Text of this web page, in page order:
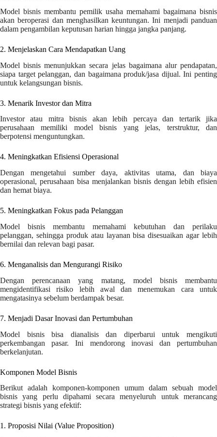
Model bisnis membantu pemilik usaha memahami bagaimana bisnis
akan beroperasi dan menghasilkan keuntungan. Ini menjadi panduan
dalam pengambilan keputusan harian hingga jangka panjang.
2. Menjelaskan Cara Mendapatkan Uang
Model bisnis menunjukkan secara jelas bagaimana alur pendapatan,
siapa target pelanggan, dan bagaimana produk/jasa dijual. Ini penting
untuk kelangsungan bisnis.
3. Menarik Investor dan Mitra
Investor atau mitra bisnis akan lebih percaya dan tertarik jika
perusahaan memiliki model bisnis yang jelas, terstruktur, dan
berpotensi menguntungkan.
4. Meningkatkan Efisiensi Operasional
Dengan mengetahui sumber daya, aktivitas utama, dan biaya
operasional, perusahaan bisa menjalankan bisnis dengan lebih efisien
dan hemat biaya.
5. Meningkatkan Fokus pada Pelanggan
Model bisnis membantu memahami kebutuhan dan perilaku
pelanggan, sehingga produk atau layanan bisa disesuaikan agar lebih
bernilai dan relevan bagi pasar.
6. Menganalisis dan Mengurangi Risiko
Dengan perencanaan yang matang, model bisnis membantu
mengidentifikasi risiko lebih awal dan menemukan cara untuk
mengatasinya sebelum berdampak besar.
7. Menjadi Dasar Inovasi dan Pertumbuhan
Model bisnis bisa dianalisis dan diperbarui untuk mengikuti
perkembangan pasar. Ini mendorong inovasi dan pertumbuhan
berkelanjutan.
Komponen Model Bisnis
Berikut adalah komponen-komponen umum dalam sebuah model
bisnis yang perlu dipahami secara menyeluruh untuk merancang
strategi bisnis yang efektif:
1. Proposisi Nilai (Value Proposition)